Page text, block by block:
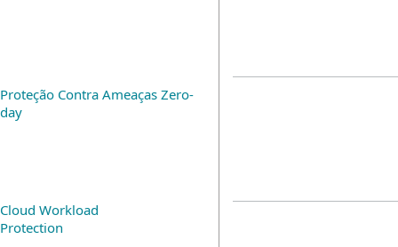
Proteção Contra Ameaças Zero-
day
Cloud Workload
Protection